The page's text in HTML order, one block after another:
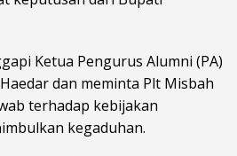
Ketua Pengurus Alumni (PA)
dan meminta Plt Misbah
terhadap kebijakan
kegaduhan.